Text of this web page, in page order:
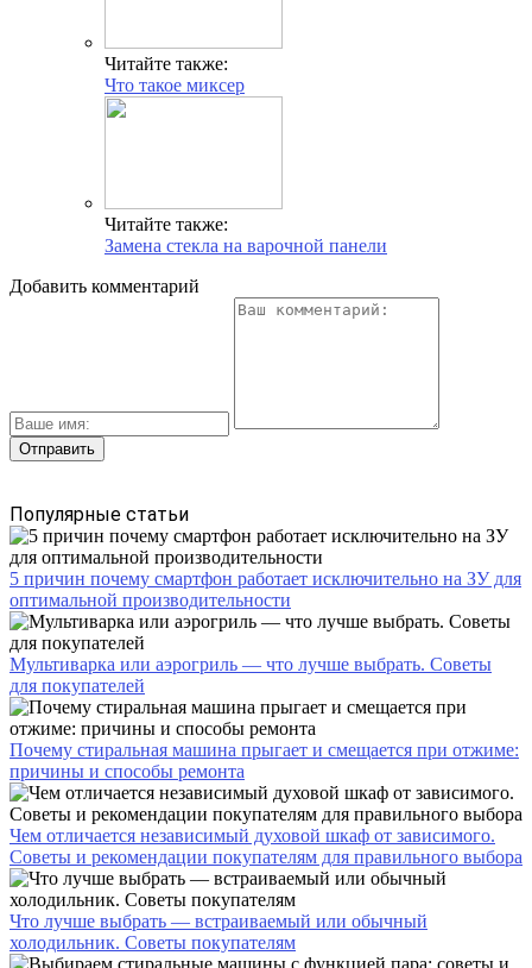
Читайте также:
Что такое миксер
Читайте также:
Замена стекла на варочной панели
Добавить комментарий
Популярные статьи
5 причин почему смартфон работает исключительно на ЗУ для
оптимальной производительности
Мультиварка или аэрогриль — что лучше выбрать. Советы
для покупателей
Почему стиральная машина прыгает и смещается при отжиме:
причины и способы ремонта
Чем отличается независимый духовой шкаф от зависимого.
Советы и рекомендации покупателям для правильного выбора
Что лучше выбрать — встраиваемый или обычный
холодильник. Советы покупателям